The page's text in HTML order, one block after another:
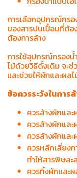
การเลือกอุปกรณ์กร
ของสารปนเปื้อนที่ต้อ
ต้องการล้าง
การใช้อุปกรณ์กรองน้
ไม้ด้วยวิธีดั้งเดิม จะ
และช่วยให้ผักและผ
ข้อควรระวังในการ
ควรล้างผักแล
ควรล้างผักและ
ควรล้างผักแล
ควรหลีกเลี่ยงก
ทำให้สารพิษล
ควรทิ้งผักและ